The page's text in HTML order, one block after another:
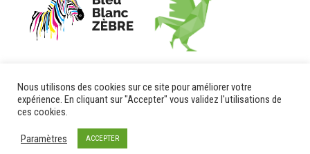
Nous utilisons des cookies sur ce site pour améliorer votre
expérience. En cliquant sur "Accepter" vous validez l'utilisations de
ces cookies.
Paramètres ACCEPTER